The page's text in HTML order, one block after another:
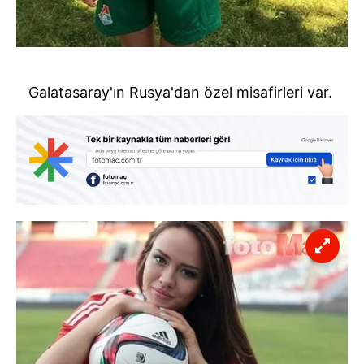
Galatasaray'ın Rusya'dan özel misafirleri var.